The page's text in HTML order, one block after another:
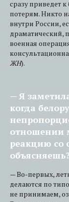
сразу приведет
потерям. Никто
внутри России,
драматический,
военная
ЖН).
— Я
когда
отношении
реакцию со
— Во-первых,
делаются по
не принимаем,